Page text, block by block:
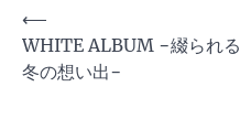
投
稿
ナ
⟵
WHITE ALBUM −綴られる
冬の想い出−